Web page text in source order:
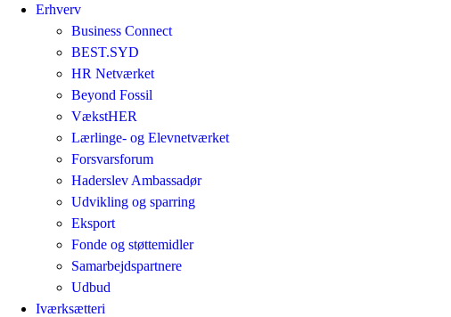
Erhverv
Business Connect
BEST.SYD
HR Netværket
Beyond Fossil
VækstHER
Lærlinge- og Elevnetværket
Forsvarsforum
Haderslev Ambassadør
Udvikling og sparring
Eksport
Fonde og støttemidler
Samarbejdspartnere
Udbud
Iværksætteri